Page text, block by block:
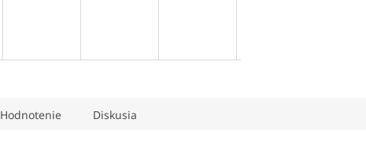
Hodnotenie Diskusia